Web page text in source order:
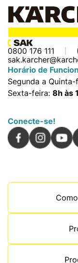
0800 176 111
Horário de
Segunda a Quinta-
Sexta-feira: 8h às
Conecte-se!